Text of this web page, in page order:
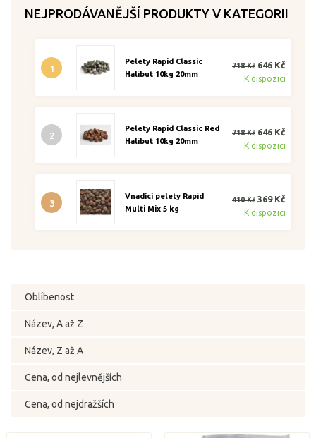
NEJPRODÁVANĚJŠÍ PRODUKTY V KATEGORII
1
Pelety Rapid Classic
Halibut 10kg 20mm
718 Kč 646 Kč
K dispozici
2
Pelety Rapid Classic Red
Halibut 10kg 20mm
718 Kč 646 Kč
K dispozici
3
Vnadící pelety Rapid
Multi Mix 5 kg
410 Kč 369 Kč
K dispozici
Oblíbenost
Název, A až Z
Název, Z až A
Cena, od nejlevnějších
Cena, od nejdražších